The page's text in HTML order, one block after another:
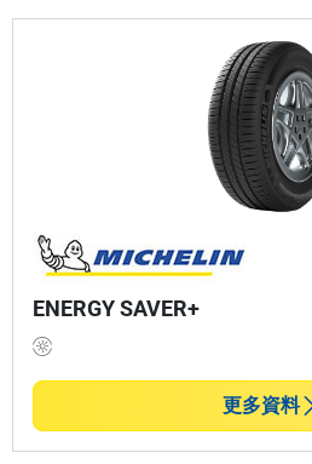
ENERGY SAVER+
更多資料